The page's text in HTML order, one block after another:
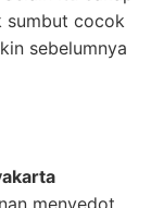
sumbut cocok
sebelumnya
menyedot